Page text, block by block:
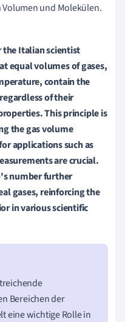
und Molekülen.
the Italian scientist
equal volumes of gases,
contain the
of their
This principle is
thegas volume
applications such as
are crucial.
numberfurther
gases, reinforcing the
in various scientific
Bereichen der
eine wichtige Rolle in